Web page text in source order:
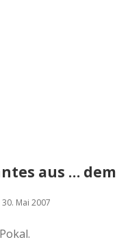
aus … dem
Mai 2007